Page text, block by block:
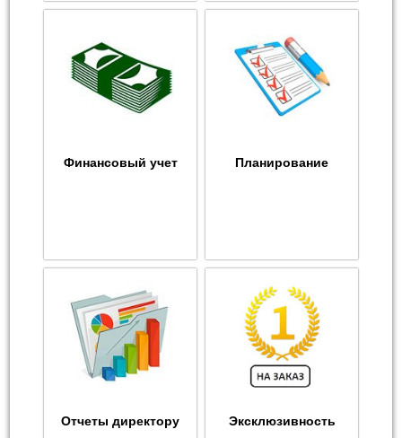
Финансовый учет Планирование
Отчеты директору Эксклюзивность